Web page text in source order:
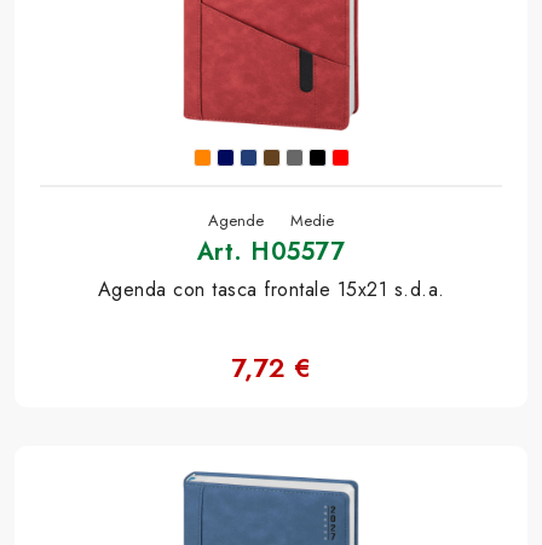
Agende Medie
Art. H05577
Agenda con tasca frontale 15x21 s.d.a.
7,72 €